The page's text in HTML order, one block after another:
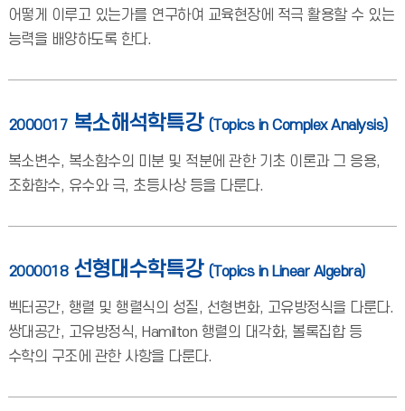
어떻게 이루고 있는가를 연구하여 교육현장에 적극 활용할 수 있는
능력을 배양하도록 한다.
2000017 복소해석학특강 (Topics in Complex Analysis)
복소변수, 복소함수의 미분 및 적분에 관한 기초 이론과 그 응용,
조화함수, 유수와 극, 초등사상 등을 다룬다.
2000018 선형대수학특강 (Topics in Linear Algebra)
벡터공간, 행렬 및 행렬식의 성질, 선형변화, 고유방정식을 다룬다.
쌍대공간, 고유방정식, Hamilton 행렬의 대각화, 볼록집합 등
수학의 구조에 관한 사항을 다룬다.